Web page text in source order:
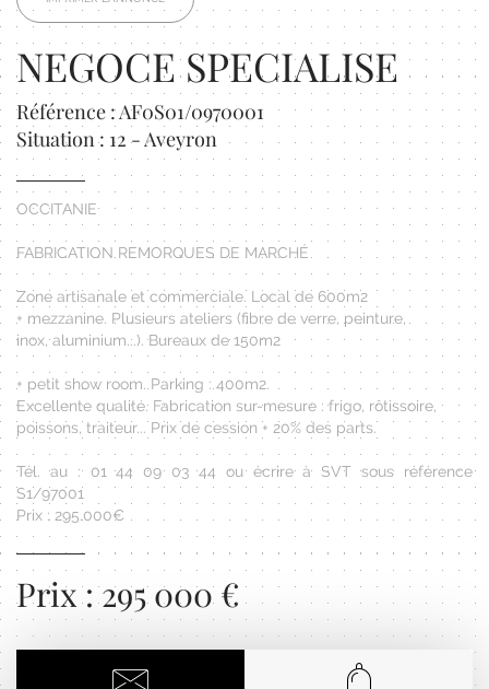
NEGOCE SPECIALISE
Référence : AF0S01/0970001
Situation : 12 - Aveyron
OCCITANIE
FABRICATION REMORQUES DE MARCHÉ
Zone artisanale et commerciale. Local de 600m2
+ mezzanine. Plusieurs ateliers (fibre de verre, peinture,
inox, aluminium...). Bureaux de 150m2
+ petit show room. Parking : 400m2.
Excellente qualité. Fabrication sur-mesure : frigo, rôtissoire,
poissons, traiteur... Prix de cession + 20% des parts.
Tél. au : 01 44 09 03 44 ou écrire à SVT sous référence
S1/97001
Prix : 295.000€
Prix : 295 000 €